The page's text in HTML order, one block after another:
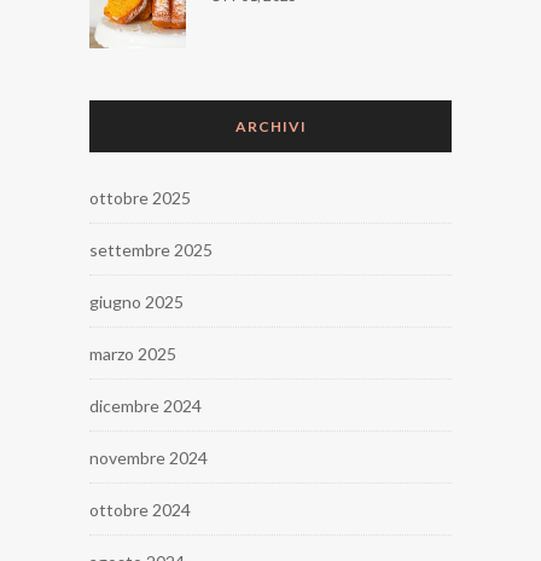
ARCHIVI
ottobre 2025
settembre 2025
giugno 2025
marzo 2025
dicembre 2024
novembre 2024
ottobre 2024